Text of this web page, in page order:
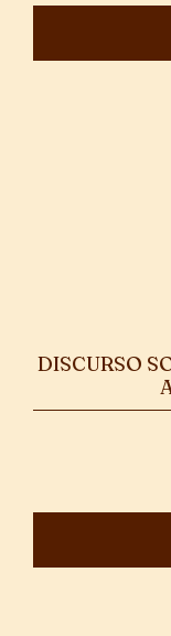
DISCURSO